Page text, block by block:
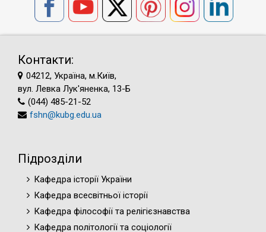
Контакти:
04212, Україна, м.Київ,
вул. Левка Лук'яненка, 13-Б
(044) 485-21-52
fshn@kubg.edu.ua
Підрозділи
Кафедра історії України
Кафедра всесвітньої історії
Кафедра філософії та релігієзнавства
Кафедра політології та соціології